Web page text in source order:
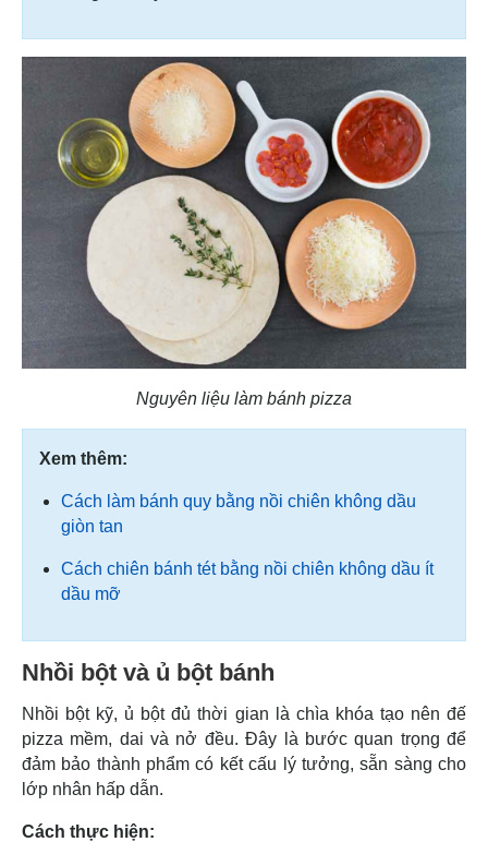
Nguyên liệu làm bánh pizza
Xem thêm:
Cách làm bánh quy bằng nồi chiên không dầu
giòn tan
Cách chiên bánh tét bằng nồi chiên không dầu ít
dầu mỡ
Nhồi bột và ủ bột bánh
Nhồi bột kỹ, ủ bột đủ thời gian là chìa khóa tạo nên đế
pizza mềm, dai và nở đều. Đây là bước quan trọng để
đảm bảo thành phẩm có kết cấu lý tưởng, sẵn sàng cho
lớp nhân hấp dẫn.
Cách thực hiện: